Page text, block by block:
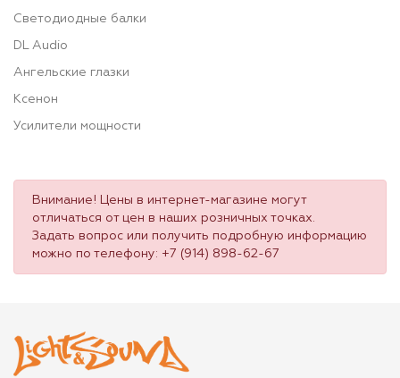
Светодиодные балки
DL Audio
Ангельские глазки
Ксенон
Усилители мощности
Внимание! Цены в интернет-магазине могут
отличаться от цен в наших розничных точках.
Задать вопрос или получить подробную информацию
можно по телефону: +7 (914) 898-62-67